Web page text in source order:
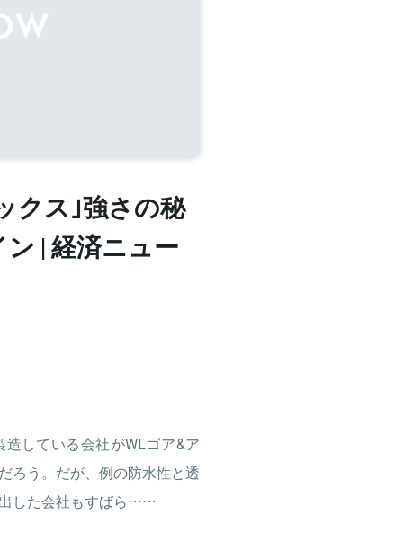
クス｣強さの秘
| 経済ニュー
している会社がWLゴア&ア
ろう。だが、例の防水性と透
した会社もすばら……